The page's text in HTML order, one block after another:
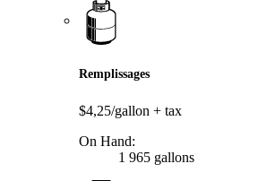
Remplissages
$4,25/gallon + tax
On Hand:
1 965 gallons